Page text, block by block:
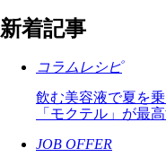
新着記事
コラムレシピ
飲む美容液で夏を
「モクテル」が最
JOB OFFER